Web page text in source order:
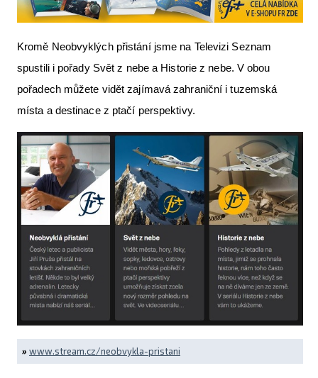
Kromě Neobvyklých přistání jsme na Televizi Seznam
spustili i pořady Svět z nebe a Historie z nebe. V obou
pořadech můžete vidět zajímavá zahraniční i tuzemská
místa a destinace z ptačí perspektivy.
» www.stream.cz/neobvykla-pristani